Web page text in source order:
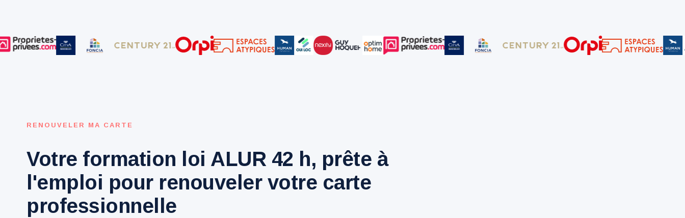
RENOUVELER MA CARTE
Votre formation loi ALUR 42 h, prête à
l'emploi pour renouveler votre carte
professionnelle